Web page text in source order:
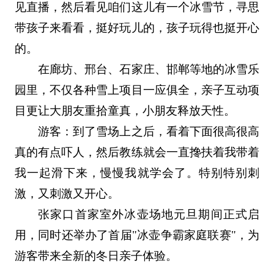
见直播，然后看见咱们这儿有一个冰雪节，寻思
带孩子来看看，挺好玩儿的，孩子玩得也挺开心
的。
在廊坊、邢台、石家庄、邯郸等地的冰雪乐
园里，不仅各种雪上项目一应俱全，亲子互动项
目更让大朋友重拾童真，小朋友释放天性。
游客：到了雪场上之后，看着下面很高很高
真的有点吓人，然后教练就会一直搀扶着我带着
我一起滑下来，慢慢我就学会了。特别特别刺
激，又刺激又开心。
张家口首家室外冰壶场地元旦期间正式启
用，同时还举办了首届"冰壶争霸家庭联赛"，为
游客带来全新的冬日亲子体验。